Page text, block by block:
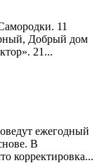
11
Добрый дом
21...
ежегодный
В
корректировка...